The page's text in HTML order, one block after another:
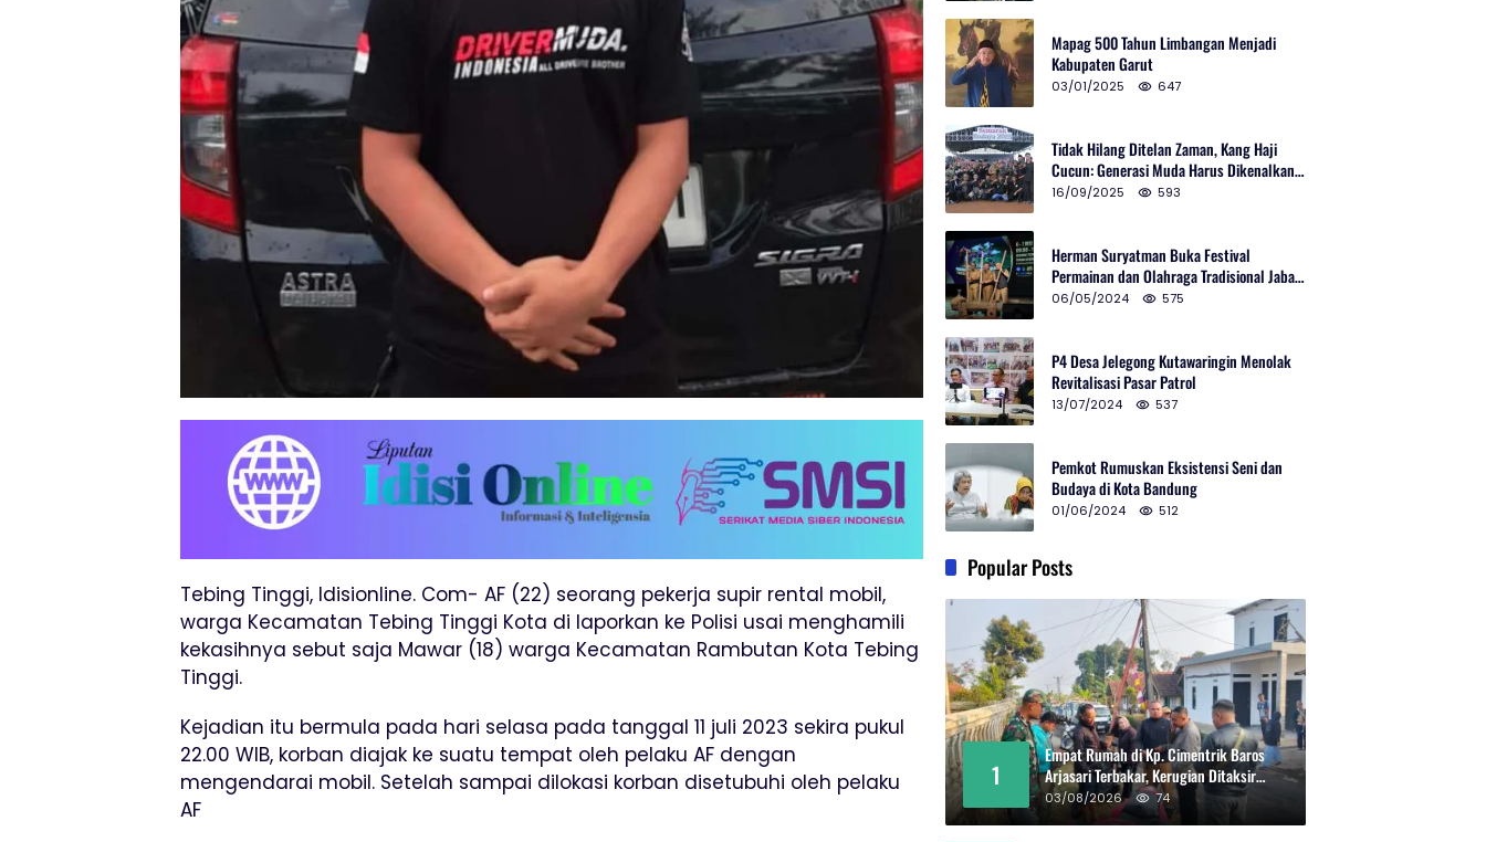
Tebing Tinggi, Idisionline. Com- AF (22) seorang pekerja supir rental mobil,
warga Kecamatan Tebing Tinggi Kota di laporkan ke Polisi usai menghamili
kekasihnya sebut saja Mawar (18) warga Kecamatan Rambutan Kota Tebing
Tinggi.
Kejadian itu bermula pada hari selasa pada tanggal 11 juli 2023 sekira pukul
22.00 WIB, korban diajak ke suatu tempat oleh pelaku AF dengan
mengendarai mobil. Setelah sampai dilokasi korban disetubuhi oleh pelaku
AF
Mapag 500 Tahun Limbangan Menjadi
Kabupaten Garut
03/01/2025 647
Tidak Hilang Ditelan Zaman, Kang Haji
Cucun: Generasi Muda Harus Dikenalkan
Pencak Silat
16/09/2025 593
Herman Suryatman Buka Festival
Permainan dan Olahraga Tradisional Jabar
2024 di Gedung Teater Tertutup
06/05/2024 575
P4 Desa Jelegong Kutawaringin Menolak
Revitalisasi Pasar Patrol
13/07/2024 537
Pemkot Rumuskan Eksistensi Seni dan
Budaya di Kota Bandung
01/06/2024 512
Popular Posts
1
Empat Rumah di Kp. Cimentrik Baros
Arjasari Terbakar, Kerugian Ditaksir
Rp600 Juta
03/08/2026 74